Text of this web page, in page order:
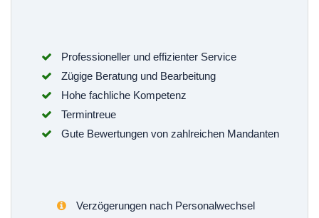
Professioneller und effizienter Service
Zügige Beratung und Bearbeitung
Hohe fachliche Kompetenz
Termintreue
Gute Bewertungen von zahlreichen Mandanten
Verzögerungen nach Personalwechsel